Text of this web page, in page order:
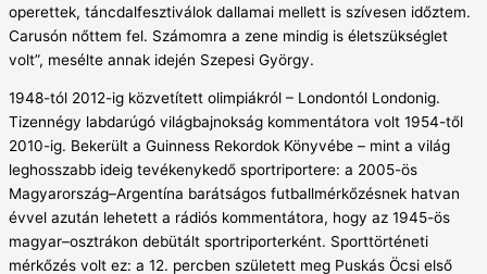
operettek, táncdalfesztiválok dallamai mellett is szívesen időztem.
Carusón nőttem fel. Számomra a zene mindig is életszükséglet
volt”, mesélte annak idején Szepesi György.
1948-tól 2012-ig közvetített olimpiákról – Londontól Londonig.
Tizennégy labdarúgó világbajnokság kommentátora volt 1954-től
2010-ig. Bekerült a Guinness Rekordok Könyvébe – mint a világ
leghosszabb ideig tevékenykedő sportriportere: a 2005-ös
Magyarország–Argentína barátságos futballmérkőzésnek hatvan
évvel azután lehetett a rádiós kommentátora, hogy az 1945-ös
magyar–osztrákon debütált sportriporterként. Sporttörténeti
mérkőzés volt ez: a 12. percben született meg Puskás Öcsi első